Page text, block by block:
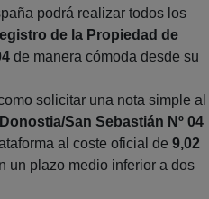
podrá realizar todos los
de la Propiedad de
de manera cómoda desde su
solicitar una nota simple al
San Sebastián Nº 04
al coste oficial de 9,02
un plazo medio inferior a dos